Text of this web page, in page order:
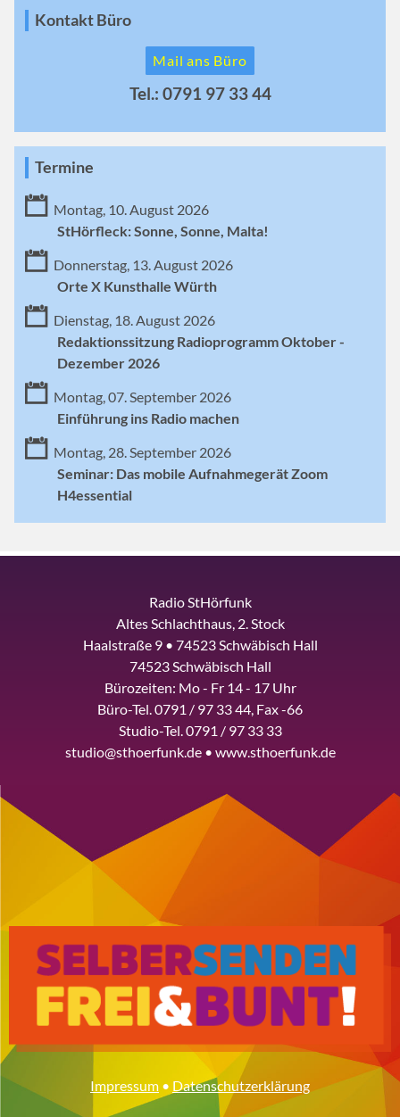
Kontakt Büro
Mail ans Büro
Tel.: 0791 97 33 44
Termine
Montag, 10. August 2026
StHörfleck: Sonne, Sonne, Malta!
Donnerstag, 13. August 2026
Orte X Kunsthalle Würth
Dienstag, 18. August 2026
Redaktionssitzung Radioprogramm Oktober -
Dezember 2026
Montag, 07. September 2026
Einführung ins Radio machen
Montag, 28. September 2026
Seminar: Das mobile Aufnahmegerät Zoom
H4essential
Radio StHörfunk
Altes Schlachthaus, 2. Stock
Haalstraße 9 • 74523 Schwäbisch Hall
74523 Schwäbisch Hall
Bürozeiten: Mo - Fr 14 - 17 Uhr
Büro-Tel. 0791 / 97 33 44, Fax -66
Studio-Tel. 0791 / 97 33 33
studio@sthoerfunk.de • www.sthoerfunk.de
Impressum • Datenschutzerklärung